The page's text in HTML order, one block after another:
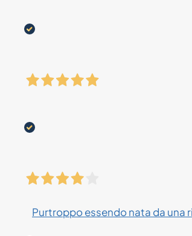
Purtroppo essendo nata da